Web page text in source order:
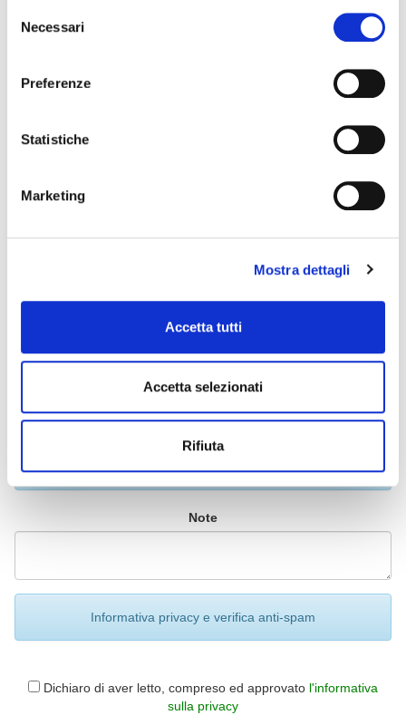
delNecessari
Preferenze
Statistiche
Marketing
Mostra dettagli
Accetta tutti
Accetta selezionati
Rifiuta
Conferma email
Telefono
Qualche annotazione riguardo il libro, l'indirizzo di consegna
Note
Informativa privacy e verifica anti-spam
Dichiaro di aver letto, compreso ed approvato l'informativa
sulla privacy